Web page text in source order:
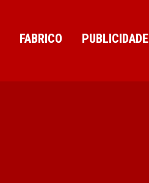
FABRICO PUBLICIDADE